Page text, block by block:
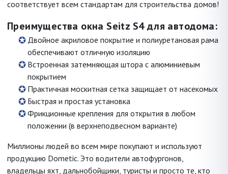
соответствует всем стандартам для строительства домов!
Преимущества окна Seitz S4 для автодома:
Двойное акриловое покрытие и полиуретановая рама
обеспечивают отличную изоляцию
Встроенная затемняющая штора с алюминиевым
покрытием
Практичная москитная сетка защищает от насекомых
Быстрая и простая установка
Фрикционные крепления для открытия в любом
положении (в верхнеподвесном варианте)
Миллионы людей во всем мире покупают и используют
продукцию Dometic. Это водители автофургонов,
владельцы яхт, дальнобойщики, туристы и просто те, кто